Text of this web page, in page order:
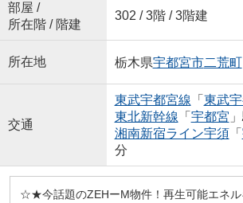
部屋 /
所在階 / 階建
302 / 3階 / 3階建
所在地 栃木県宇都宮市二荒町
交通
東武宇都宮線 「 東武
東北新幹線 「 宇都宮
湘南新宿ライン宇須「
分
☆★今話題のZEHーM物件！再生可能エネル